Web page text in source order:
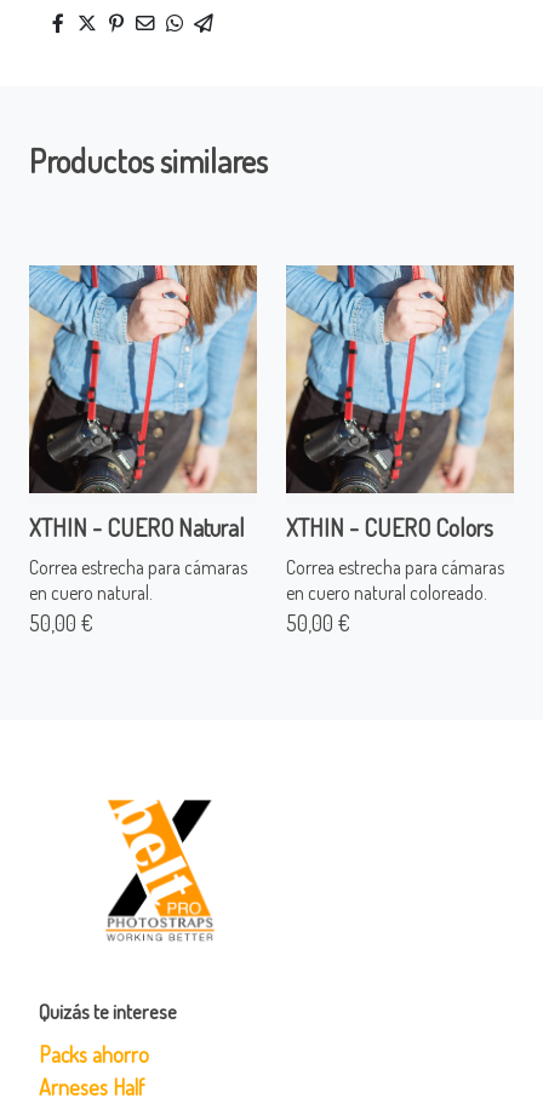
Productos similares
XTHIN - CUERO Natural
Correa estrecha para cámaras
en cuero natural.
50,00 €
XTHIN - CUERO Colors
Correa estrecha para cámaras
en cuero natural coloreado.
50,00 €
Quizás te interese
Packs ahorro
Arneses Half